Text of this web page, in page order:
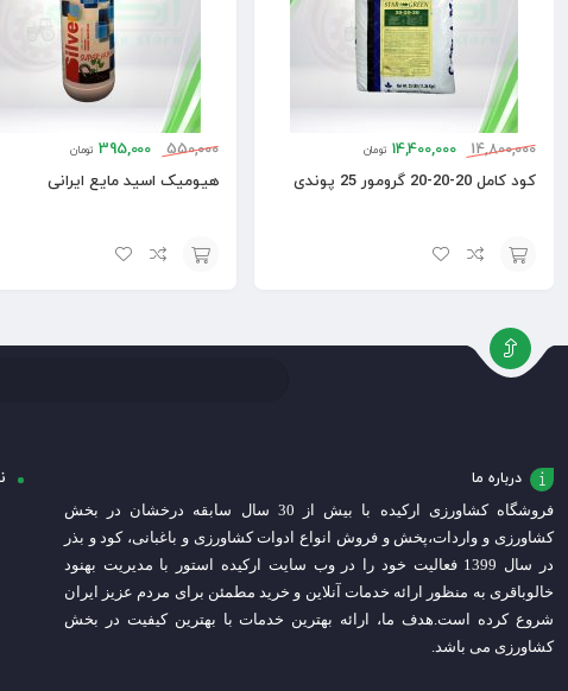
14,800,000
14,400,000 تومان
کود کامل 20-20-20 گرومور 25 پوندی
به
سبد
550,000
395,000 تومان
هیومیک اسید مایع ایرانی
درباره ما
فروشگاه کشاورزی ارکیده با بیش از 30 سال سابقه درخشان در بخش
کشاورزی و واردات،پخش و فروش انواع ادوات کشاورزی و باغبانی، کود و بذر
در سال 1399 فعالیت خود را در وب سایت ارکیده استور با مدیریت بهنود
خالوباقری به منظور ارائه خدمات آنلاین و خرید مطمئن برای مردم عزیز ایران
شروع کرده است.هدف ما، ارائه بهترین خدمات با بهترین کیفیت در بخش
کشاورزی می باشد.